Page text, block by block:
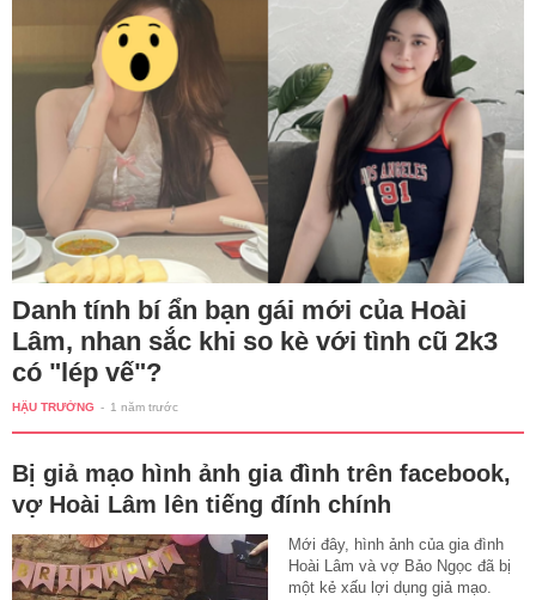
Danh tính bí ẩn bạn gái mới của Hoài
Lâm, nhan sắc khi so kè với tình cũ 2k3
có "lép vế"?
HẬU TRƯỜNG - 1 năm trước
Bị giả mạo hình ảnh gia đình trên facebook,
vợ Hoài Lâm lên tiếng đính chính
Mới đây, hình ảnh của gia đình
Hoài Lâm và vợ Bảo Ngọc đã bị
một kẻ xấu lợi dụng giả mạo.